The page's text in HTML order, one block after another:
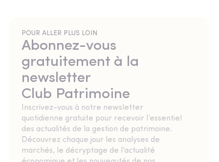
POUR ALLER PLUS LOIN
Abonnez-vous
gratuitement à la
newsletter
Club Patrimoine
Inscrivez-vous à notre newsletter
quotidienne gratuite pour recevoir l’essentiel
des actualités de la gestion de patrimoine.
Découvrez chaque jour les analyses de
marchés, le décryptage de l’actualité